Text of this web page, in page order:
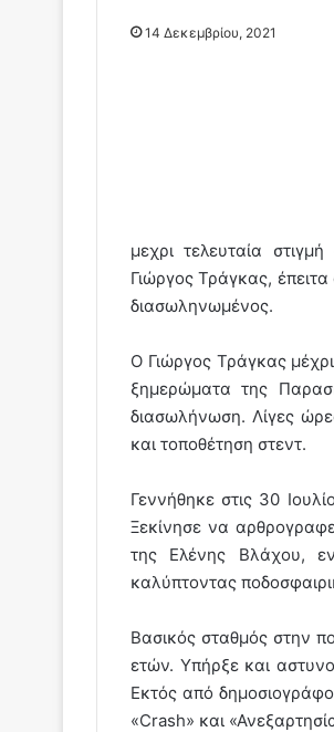
14 Δεκεμβρίου, 2021
μεχρι τελευταία
Γιώργος Τράγκας,
διασωληνωμένος.
Ο Γιώργος Τράγκας
ξημερώματα της
διασωλήνωση. Λίγες
και τοποθέτηση στεντ.
Γεννήθηκε στις 30
Ξεκίνησε να
της Ελένης Βλάχου,
καλύπτοντας
Βασικός σταθμός στην
ετών. Υπήρξε και
Εκτός από
«Crash» και